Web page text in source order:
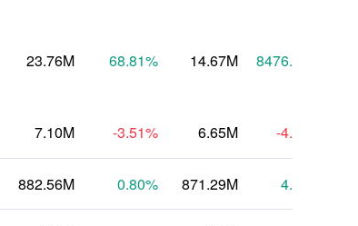
23.76M 68.81% 14.67M 8476.60
7.10M -3.51% 6.65M -4.12
882.56M 0.80% 871.29M 4.52